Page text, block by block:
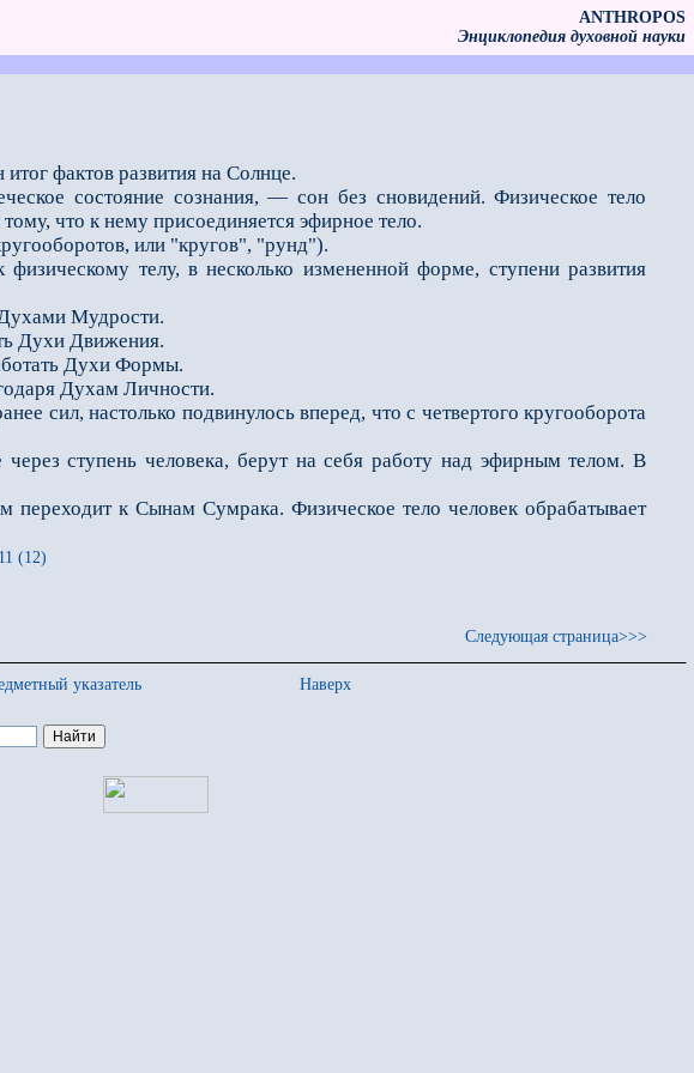
ANTHROPOS
Энциклопедия духовной науки
фактов развития на Солнце.
состояние сознания, — сон без сновидений. Физическое тело
что к нему присоединяется эфирное тело.
или "кругов", "рунд").
телу, в несколько измененной форме, ступени развития
Духами Мудрости.
Духи Движения.
Духи Формы.
Духам Личности.
сил, настолько подвинулось вперед, что с четвертого кругооборота
ступень человека, берут на себя работу над эфирным телом. В
к Сынам Сумрака. Физическое тело человек обрабатывает
11 (12)
Следующая страница>>>
указатель
Наверх